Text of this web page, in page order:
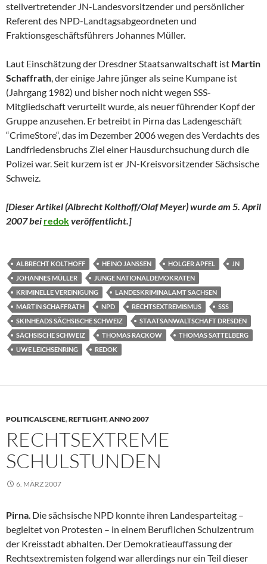
stellvertretender JN-Landesvorsitzender und persönlicher
Referent des NPD-Landtagsabgeordneten und
Fraktionsgeschäftsführers Johannes Müller.
Laut Einschätzung der Dresdner Staatsanwaltschaft ist Martin
Schaffrath, der einige Jahre jünger als seine Kumpane ist
(Jahrgang 1982) und bisher noch nicht wegen SSS-
Mitgliedschaft verurteilt wurde, als neuer führender Kopf der
Gruppe anzusehen. Er betreibt in Pirna das Ladengeschäft
“CrimeStore“, das im Dezember 2006 wegen des Verdachts des
Landfriedensbruchs Ziel einer Hausdurchsuchung durch die
Polizei war. Seit kurzem ist er JN-Kreisvorsitzender Sächsische
Schweiz.
[Dieser Artikel (Albrecht Kolthoff/Olaf Meyer) wurde am 5. April
2007 bei redokveröffentlicht.]
ALBRECHT KOLTHOFF HEINO JANSSEN HOLGER APFEL
JN
JOHANNES MÜLLER
JUNGE NATIONALDEMOKRATEN
KRIMINELLE VEREINIGUNG
LANDESKRIMINALAMT SACHSEN
MARTIN SCHAFFRATH
NPD RECHTSEXTREMISMUS
SSS
SKINHEADS SÄCHSISCHE SCHWEIZ
STAATSANWALTSCHAFT DRESDEN
SÄCHSISCHE SCHWEIZ
THOMAS RACKOW
THOMAS SATTELBERG
UWE LEICHSENRING
REDOK
POLITICALSCENE,REFTLIGHT,ANNO 2007
RECHTSEXTREME
SCHULSTUNDEN
6. MÄRZ 2007
Pirna. Die sächsische NPD konnte ihren Landesparteitag –
begleitet von Protesten – in einem Beruflichen Schulzentrum
der Kreisstadt abhalten. Der Demokratieauffassung der
Rechtsextremisten folgend war allerdings nur ein Teil dieser